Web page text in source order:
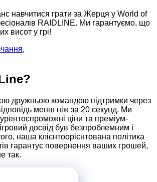
навчитися грати за Жерця у World of
RAIDLINE. Ми гарантуємо, що
висот у грі!
,
дружньою командою підтримки через
менш ніж за 20 секунд. Ми
ціни та преміум-
досвід був безпроблемним і
наша клієнтоорієнтована політика
гарантує повернення ваших грошей,
так.